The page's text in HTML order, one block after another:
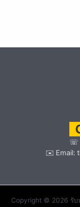
☏
✉️ Email:
Copyright © 2026 รั